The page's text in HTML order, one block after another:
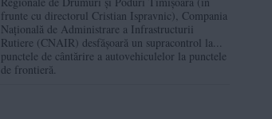
frunte cu directorul Cristian Ispravnic), Compania
Națională de Administrare a Infrastructurii
Rutiere (CNAIR) desfășoară un supracontrol la...
punctele de cântărire a autovehiculelor la punctele
de frontieră.